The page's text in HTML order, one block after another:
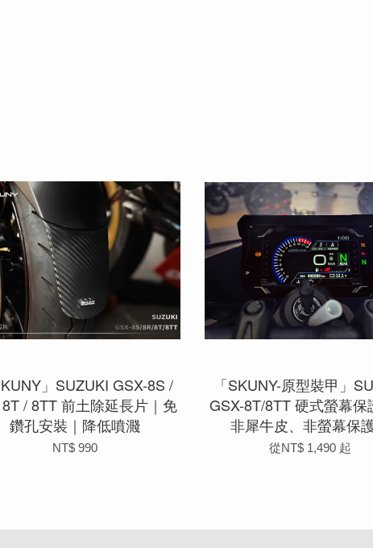
」SUZUKI GSX-8S /
/ 8TT 前土除延長片｜免
鑽孔安裝｜降低噴濺
NT$ 990
「SKUNY-原型裝甲」
GSX-8T/8TT 硬式螢幕保
非犀牛皮、非螢幕保
從NT$ 1,490 起